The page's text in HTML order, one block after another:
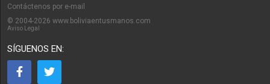
Contáctenos por e-mail
© 2004-2026 www.boliviaentusmanos.com
Aviso Legal
SÍGUENOS EN: